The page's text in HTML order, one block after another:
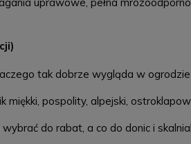
tak dobrze wygląda w ogrodzie
miękki, pospolity, alpejski,
do rabat, a co do donic i